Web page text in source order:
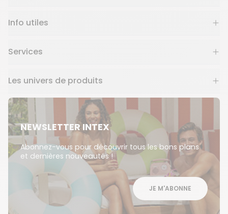
Info utiles
Services
Les univers de produits
NEWSLETTER INTEX
Abonnez-vous pour découvrir tous les bons plans
et dernières nouveautés !
JE M'ABONNE